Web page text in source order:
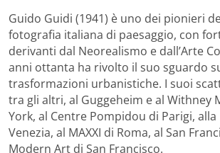
Guido Guidi (1941) è uno dei pionieri
fotografia italiana di paesaggio, con
derivanti dal Neorealismo e dall’Arte
anni ottanta ha rivolto il suo sguardo
trasformazioni urbanistiche. I suoi
tra gli altri, al Guggeheim e al Withney
York, al Centre Pompidou di Parigi, alla
Venezia, al MAXXI di Roma, al San
Modern Art di San Francisco.